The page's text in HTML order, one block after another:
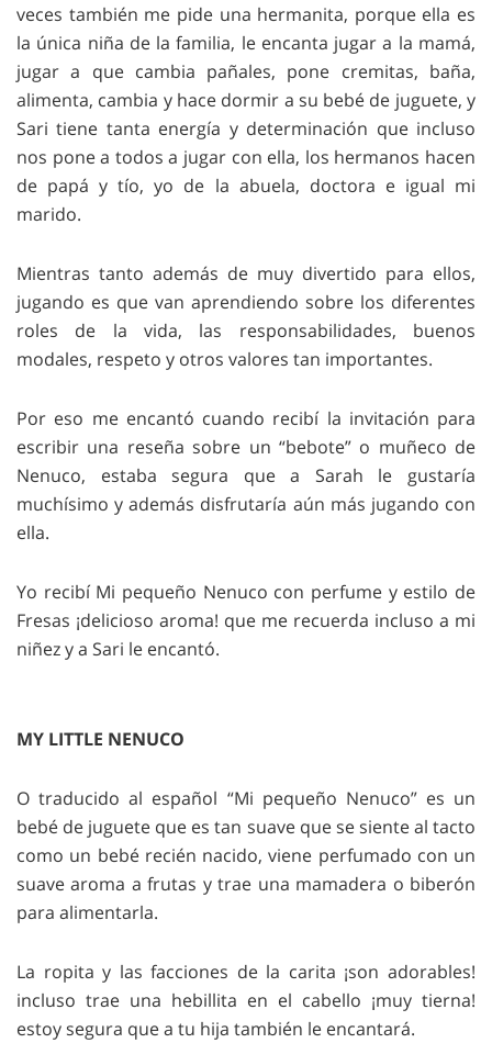
veces también me pide una hermanita, porque ella es
la única niña de la familia, le encanta jugar a la mamá,
jugar a que cambia pañales, pone cremitas, baña,
alimenta, cambia y hace dormir a su bebé de juguete, y
Sari tiene tanta energía y determinación que incluso
nos pone a todos a jugar con ella, los hermanos hacen
de papá y tío, yo de la abuela, doctora e igual mi
marido.
Mientras tanto además de muy divertido para ellos,
jugando es que van aprendiendo sobre los diferentes
roles de la vida, las responsabilidades, buenos
modales, respeto y otros valores tan importantes.
Por eso me encantó cuando recibí la invitación para
escribir una reseña sobre un “bebote” o muñeco de
Nenuco, estaba segura que a Sarah le gustaría
muchísimo y además disfrutaría aún más jugando con
ella.
Yo recibí Mi pequeño Nenuco con perfume y estilo de
Fresas ¡delicioso aroma! que me recuerda incluso a mi
niñez y a Sari le encantó.
MY LITTLE NENUCO
O traducido al español “Mi pequeño Nenuco” es un
bebé de juguete que es tan suave que se siente al tacto
como un bebé recién nacido, viene perfumado con un
suave aroma a frutas y trae una mamadera o biberón
para alimentarla.
La ropita y las facciones de la carita ¡son adorables!
incluso trae una hebillita en el cabello ¡muy tierna!
estoy segura que a tu hija también le encantará.